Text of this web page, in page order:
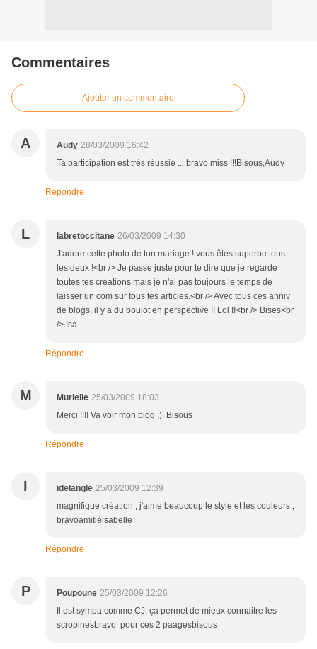
Commentaires
Ajouter un commentaire
A Audy 28/03/2009 16:42
Ta participation est très réussie ... bravo miss !!!Bisous,Audy
Répondre
L labretoccitane 26/03/2009 14:30
J'adore cette photo de ton mariage ! vous êtes superbe tous
les deux !<br /> Je passe juste pour te dire que je regarde
toutes tes créations mais je n'ai pas toujours le temps de
laisser un com sur tous tes articles.<br /> Avec tous ces anniv
de blogs, il y a du boulot en perspective !! Lol !!<br /> Bises<br
/> Isa
Répondre
M Murielle 25/03/2009 18:03
Merci !!!! Va voir mon blog ;). Bisous
Répondre
I idelangle 25/03/2009 12:39
magnifique création , j'aime beaucoup le style et les couleurs ,
bravoamitiéisabelle
Répondre
P Poupoune 25/03/2009 12:26
Il est sympa comme CJ, ça permet de mieux connaitre les
scropinesbravo pour ces 2 paagesbisous